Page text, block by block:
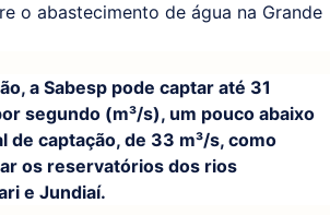
o abastecimento de água na Grande
a Sabesp pode captar até 31
segundo (m³/s), um pouco abaixo
de captação, de 33 m³/s, como
os reservatórios dos rios
e Jundiaí.